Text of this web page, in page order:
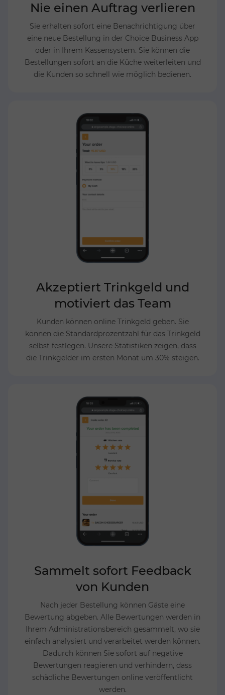
Nie einen Auftrag verlieren
Sie erhalten sofort eine Benachrichtigung über
eine neue Bestellung in der Choice Business App
oder in Ihrem Kassensystem. Sie können die
Bestellungen sofort an die Küche weiterleiten und
die Kunden so schnell wie möglich bedienen.
Akzeptiert Trinkgeld und
motiviert das Team
Kunden können online Trinkgeld geben. Sie
können die Standardprozentzahl für das Trinkgeld
selbst festlegen. Unsere Statistiken zeigen, dass
die Trinkgelder im ersten Monat um 30% steigen.
Sammelt sofort Feedback
von Kunden
Nach jeder Bestellung können Gäste eine
Bewertung abgeben. Alle Bewertungen werden in
Ihrem Administrationsbereich gesammelt, wo sie
einfach analysiert und verarbeitet werden können.
Dadurch können Sie sofort auf negative
Bewertungen reagieren und verhindern, dass
schädliche Bewertungen online veröffentlicht
werden.